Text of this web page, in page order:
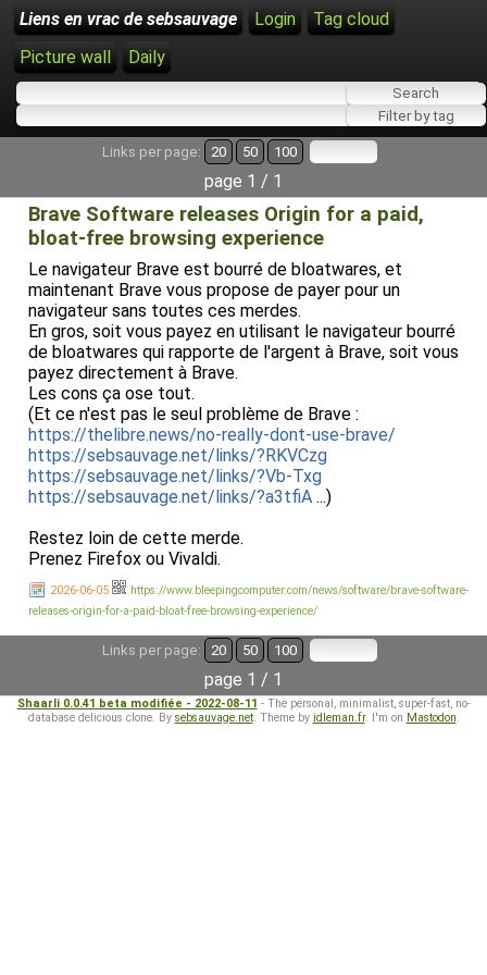
Liens en vrac de sebsauvage Login
Tag cloud
Picture wall
Daily
Links per page: 20 50 100
page 1 / 1
Brave Software releases Origin for a paid,
bloat-free browsing experience
Le navigateur Brave est bourré de bloatwares, et
maintenant Brave vous propose de payer pour un
navigateur sans toutes ces merdes.
En gros, soit vous payez en utilisant le navigateur bourré
de bloatwares qui rapporte de l'argent à Brave, soit vous
payez directement à Brave.
Les cons ça ose tout.
(Et ce n'est pas le seul problème de Brave :
https://thelibre.news/no-really-dont-use-brave/
https://sebsauvage.net/links/?RKVCzg
https://sebsauvage.net/links/?Vb-Txg
https://sebsauvage.net/links/?a3tfiA ...)
Restez loin de cette merde.
Prenez Firefox ou Vivaldi.
2026-06-05
https://www.bleepingcomputer.com/news/software/brave-software-
releases-origin-for-a-paid-bloat-free-browsing-experience/
Links per page: 20 50 100
page 1 / 1
Shaarli 0.0.41 beta modifiée - 2022-08-11 - The personal, minimalist, super-fast, no-
database delicious clone. By sebsauvage.net. Theme by idleman.fr. I'm on Mastodon.